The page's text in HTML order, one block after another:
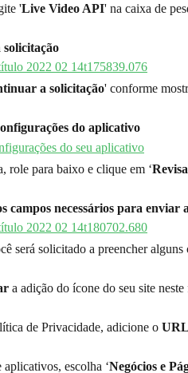
'Live Video API' na caixa de
solicitação
a solicitação' conforme
do aplicativo
role para baixo e clique em ‘
campos necessários para enviar
será solicitado a preencher
a adição do ícone do seu site
de Privacidade, adicione o
escolha ‘Negócios e